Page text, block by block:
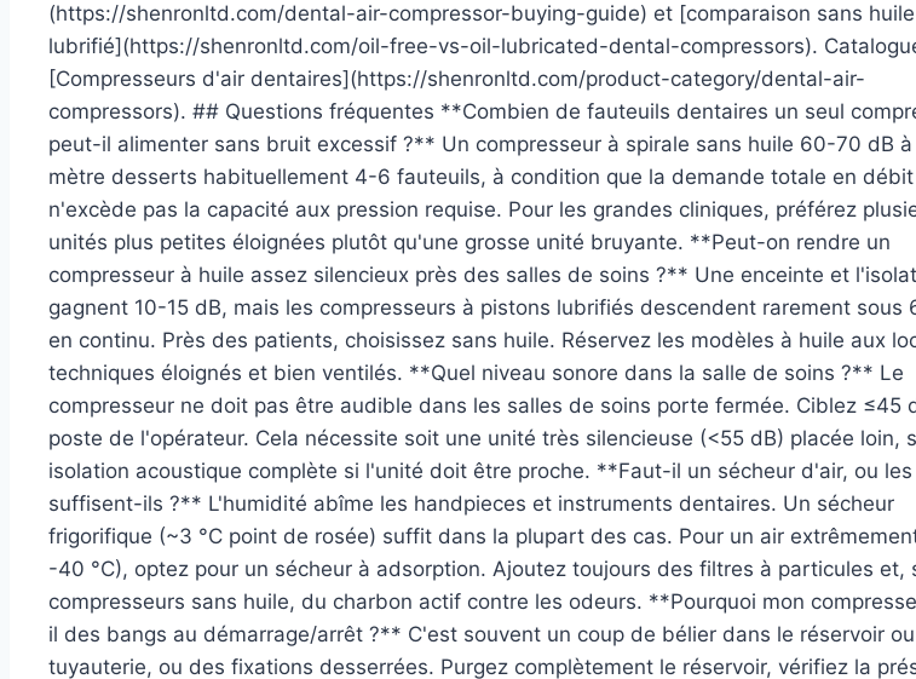
(https://shenronltd.com/dental-air-compressor-buying-guide) et [comparaison sans
lubrifié](https://shenronltd.com/oil-free-vs-oil-lubricated-dental-compressors).
[Compresseurs d'air dentaires](https://shenronltd.com/product-category/dental-air-
compressors). ## Questions fréquentes **Combien de fauteuils dentaires un seul
peut-il alimenter sans bruit excessif ?** Un compresseur à spirale sans huile 60-70 dB à
mètre desserts habituellement 4-6 fauteuils, à condition que la demande totale en débit
n'excède pas la capacité aux pression requise. Pour les grandes cliniques, préférez
unités plus petites éloignées plutôt qu'une grosse unité bruyante. **Peut-on rendre un
compresseur à huile assez silencieux près des salles de soins ?** Une enceinte et
gagnent 10-15 dB, mais les compresseurs à pistons lubrifiés descendent rarement sous
en continu. Près des patients, choisissez sans huile. Réservez les modèles à huile aux
techniques éloignés et bien ventilés. **Quel niveau sonore dans la salle de soins ?** Le
compresseur ne doit pas être audible dans les salles de soins porte fermée. Ciblez ≤45
poste de l'opérateur. Cela nécessite soit une unité très silencieuse (<55 dB) placée loin,
isolation acoustique complète si l'unité doit être proche. **Faut-il un sécheur d'air, ou
suffisent-ils ?** L'humidité abîme les handpieces et instruments dentaires. Un sécheur
frigorifique (~3 °C point de rosée) suffit dans la plupart des cas. Pour un air
-40 °C), optez pour un sécheur à adsorption. Ajoutez toujours des filtres à particules et,
compresseurs sans huile, du charbon actif contre les odeurs. **Pourquoi mon
il des bangs au démarrage/arrêt ?** C'est souvent un coup de bélier dans le réservoir
tuyauterie, ou des fixations desserrées. Purgez complètement le réservoir, vérifiez la